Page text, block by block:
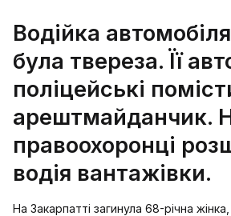
Водійка
була твереза. Її
поліцейські
арештмайданчик.
правоохоронці
водія вантажівки.
На Закарпатті загинула 68-річна